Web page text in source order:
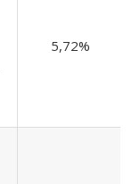
5,72%